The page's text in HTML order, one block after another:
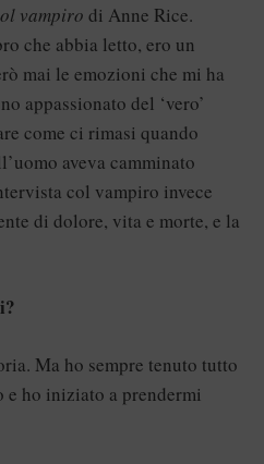
vampiro di Anne Rice.
che abbia letto, ero un
mai le emozioni che mi ha
appassionato del ‘vero’
come ci rimasi quando
aveva camminato
col vampiro invece
di dolore, vita e morte, e la
Ma ho sempre tenuto tutto
e ho iniziato a prendermi